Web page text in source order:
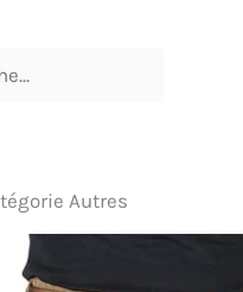
arrière peuvent contenir des
éclair latérales sous les
des fermetures éclair
pour l'évaporation de la sueur
le la capuche et la taille ont des
la veste peut être ajustée pour
Autres